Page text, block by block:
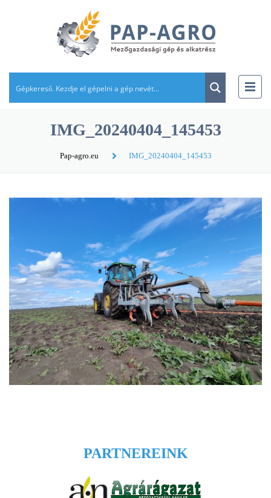
IMG_20240404_145453
Pap-agro.eu IMG_20240404_145453
PARTNEREINK